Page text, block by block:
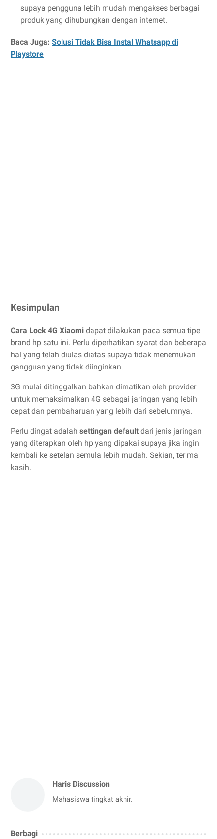
supaya pengguna lebih mudah mengakses berbagai
produk yang dihubungkan dengan internet.
Baca Juga: Solusi Tidak Bisa Instal Whatsapp di
Playstore
Kesimpulan
Cara Lock 4G Xiaomi dapat dilakukan pada semua tipe
brand hp satu ini. Perlu diperhatikan syarat dan beberapa
hal yang telah diulas diatas supaya tidak menemukan
gangguan yang tidak diinginkan.
3G mulai ditinggalkan bahkan dimatikan oleh provider
untuk memaksimalkan 4G sebagai jaringan yang lebih
cepat dan pembaharuan yang lebih dari sebelumnya.
Perlu dingat adalah settingan default dari jenis jaringan
yang diterapkan oleh hp yang dipakai supaya jika ingin
kembali ke setelan semula lebih mudah. Sekian, terima
kasih.
Haris Discussion
Mahasiswa tingkat akhir.
Berbagi